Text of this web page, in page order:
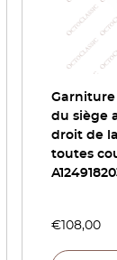
du siège
droit de
toutes
€ 108,00